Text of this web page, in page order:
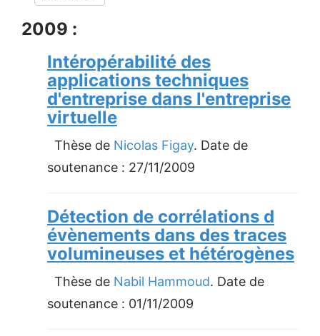
2009 :
Intéropérabilité des
applications techniques
d'entreprise dans l'entreprise
virtuelle
Thèse de Nicolas Figay. Date de
soutenance : 27/11/2009
Détection de corrélations d
évènements dans des traces
volumineuses et hétérogènes
Thèse de Nabil Hammoud. Date de
soutenance : 01/11/2009